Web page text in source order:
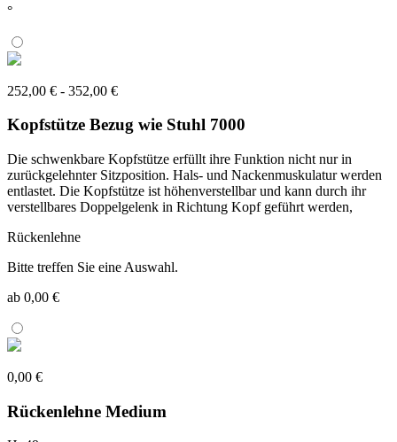
°
252,00 € - 352,00 €
Kopfstütze Bezug wie Stuhl 7000
Die schwenkbare Kopfstütze erfüllt ihre Funktion nicht nur in
zurückgelehnter Sitzposition. Hals- und Nackenmuskulatur werden
entlastet. Die Kopfstütze ist höhenverstellbar und kann durch ihr
verstellbares Doppelgelenk in Richtung Kopf geführt werden,
Rückenlehne
Bitte treffen Sie eine Auswahl.
ab 0,00 €
0,00 €
Rückenlehne Medium